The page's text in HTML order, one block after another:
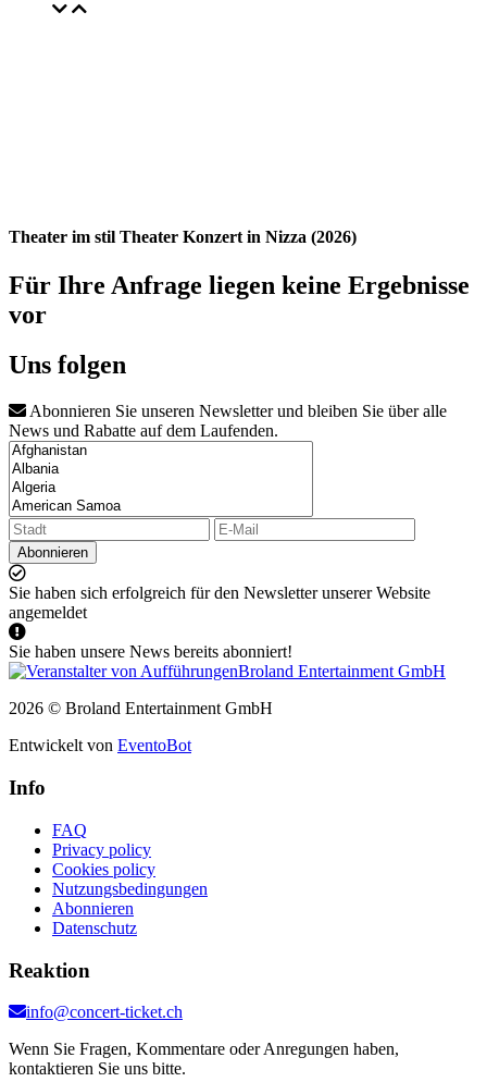
Theater im stil Theater Konzert in Nizza (2026)
Für Ihre Anfrage liegen keine Ergebnisse
vor
Uns folgen
Abonnieren Sie unseren Newsletter und bleiben Sie über alle
News und Rabatte auf dem Laufenden.
Abonnieren
Sie haben sich erfolgreich für den Newsletter unserer Website
angemeldet
Sie haben unsere News bereits abonniert!
2026 © Broland Entertainment GmbH
Entwickelt von EventoBot
Info
FAQ
Privacy policy
Cookies policy
Nutzungsbedingungen
Abonnieren
Datenschutz
Reaktion
info@concert-ticket.ch
Wenn Sie Fragen, Kommentare oder Anregungen haben,
kontaktieren Sie uns bitte.